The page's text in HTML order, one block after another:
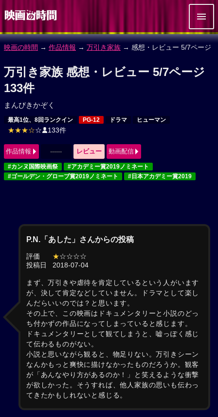
映画の時間 → 作品情報 → 万引き家族 → 感想・レビュー 5/7ページ
万引き家族 感想・レビュー 5/7ページ
133件
まんびきかぞく
最高1位、8回ランクイン PG-12 ドラマ ヒューマン
★★★☆☆ 133件
作品情報 ------ レビュー 動画配信
#カンヌ国際映画祭
#アカデミー賞2019ノミネート
#ゴールデン・グローブ賞2019ノミネート
#日本アカデミー賞2019
P.N.「あした」さんからの投稿
評価 ★☆☆☆☆
投稿日
2018-07-04
まず、万引きや虐待を肯定しているという人がいます
が、決して肯定などしていません。ドラマとして楽し
んだらいいのでは？と思います。
その上で、この映画はドキュメンタリーと小説のどっ
ち付かずの作品になってしまっていると感じます。
ドキュメンタリーとして観てしまうと、嘘っぽく感じ
て伝わるものがない。
小説と思いながら観ると、物足りない。万引きシーン
なんかもっと爽快に描けなかったものだろうか。観客
が「あんなやり方があるのか！」と笑えるような衝撃
が欲しかった。そうすれば、他人家族の思いも伝わっ
てきたかもしれないと感じる。